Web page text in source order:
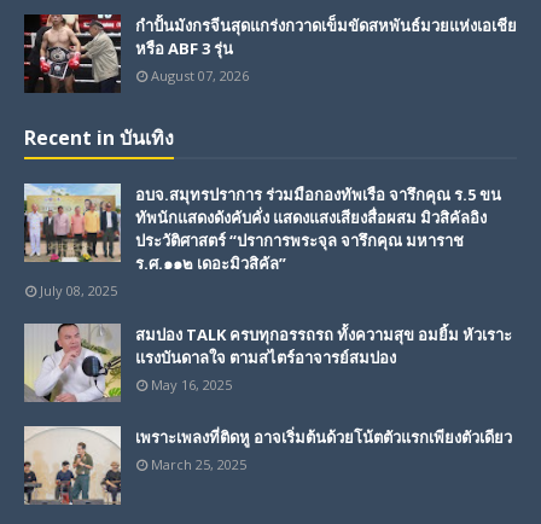
กำปั้นมังกรจีนสุดแกร่งกวาดเข็มขัดสหพันธ์มวยแห่งเอเชีย
หรือ ABF 3 รุ่น
August 07, 2026
Recent in บันเทิง
อบจ.สมุทรปราการ ร่วมมือกองทัพเรือ จารึกคุณ ร.5 ขน
ทัพนักแสดงดังคับคั่ง แสดงแสงเสียงสื่อผสม มิวสิคัลอิง
ประวัติศาสตร์ “ปราการพระจุล จารึกคุณ มหาราช
ร.ศ.๑๑๒ เดอะมิวสิคัล”
July 08, 2025
สมปอง TALK ครบทุกอรรถรถ ทั้งความสุข อมยิ้ม หัวเราะ
แรงบันดาลใจ ตามสไตร์อาจารย์สมปอง
May 16, 2025
เพราะเพลงที่ติดหู อาจเริ่มต้นด้วยโน้ตตัวแรกเพียงตัวเดียว
March 25, 2025